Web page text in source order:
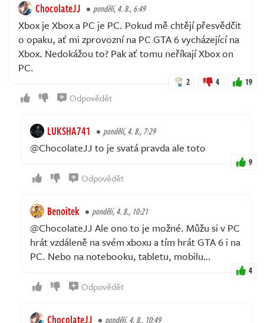
ChocolateJJ pondělí, 4. 8., 6:49
Xbox je Xbox a PC je PC. Pokud mě chtějí přesvědčit
o opaku, ať mi zprovozní na PC GTA 6 vycházející na
Xbox. Nedokážou to? Pak ať tomu neříkají Xbox on
PC.
2 4 19
Odpovědět
LUKSHA741 pondělí, 4. 8., 7:29
@ChocolateJJ to je svatá pravda ale toto
9
Odpovědět
Benoitek pondělí, 4. 8., 10:21
@ChocolateJJ Ale ono to je možné. Můžu si v PC
hrát vzdáleně na svém xboxu a tím hrát GTA 6 i na
PC. Nebo na notebooku, tabletu, mobilu…
4
Odpovědět
ChocolateJJ pondělí, 4. 8., 10:49